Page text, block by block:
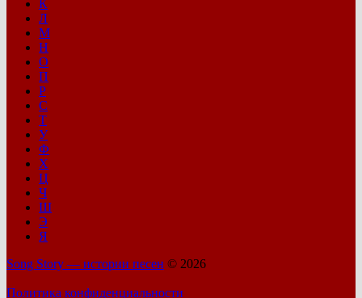
К
Л
М
Н
О
П
Р
С
Т
У
Ф
Х
Ц
Ч
Ш
Э
Я
Song Story — истории песен © 2026
Политика конфиденциальности